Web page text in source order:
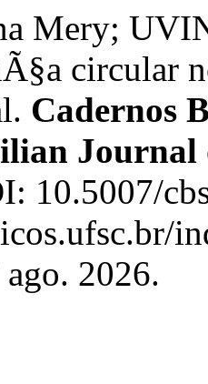
Mery;
circular
Cadernos
Journal
10.5007/
2026.